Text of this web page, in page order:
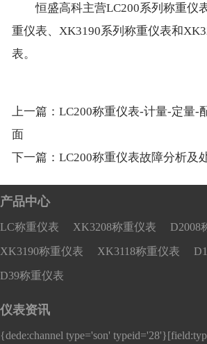
恒盛高科主营LC200系列称重仪
重仪表、XK3190系列称重仪表和
表。
上一篇： LC200称重仪表-计量-定量-
面
下一篇： LC200称重仪表故障分析及
产品中心
LC称重仪表 XK3208称重仪表 D2008
XK3190称重仪表 XK3118称重仪表
D39称重仪表
仪表资讯
{dede:channel type='son' typeid='28'}